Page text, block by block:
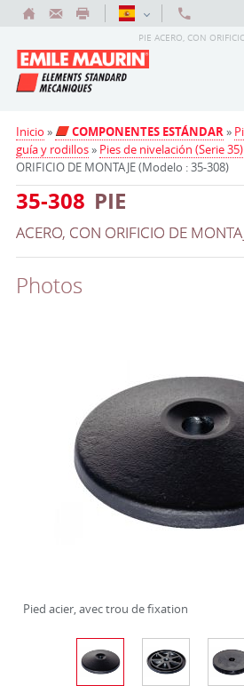
PIE ACERO, CON
Inicio » COMPONENTES ESTÁNDAR»
guía y rodillos» Pies de nivelación (Serie 35)
ORIFICIO DE MONTAJE (Modelo : 35-308)
35-308 PIE
ACERO, CON ORIFICIO DE
Photos
Pied acier, avec trou de fixation